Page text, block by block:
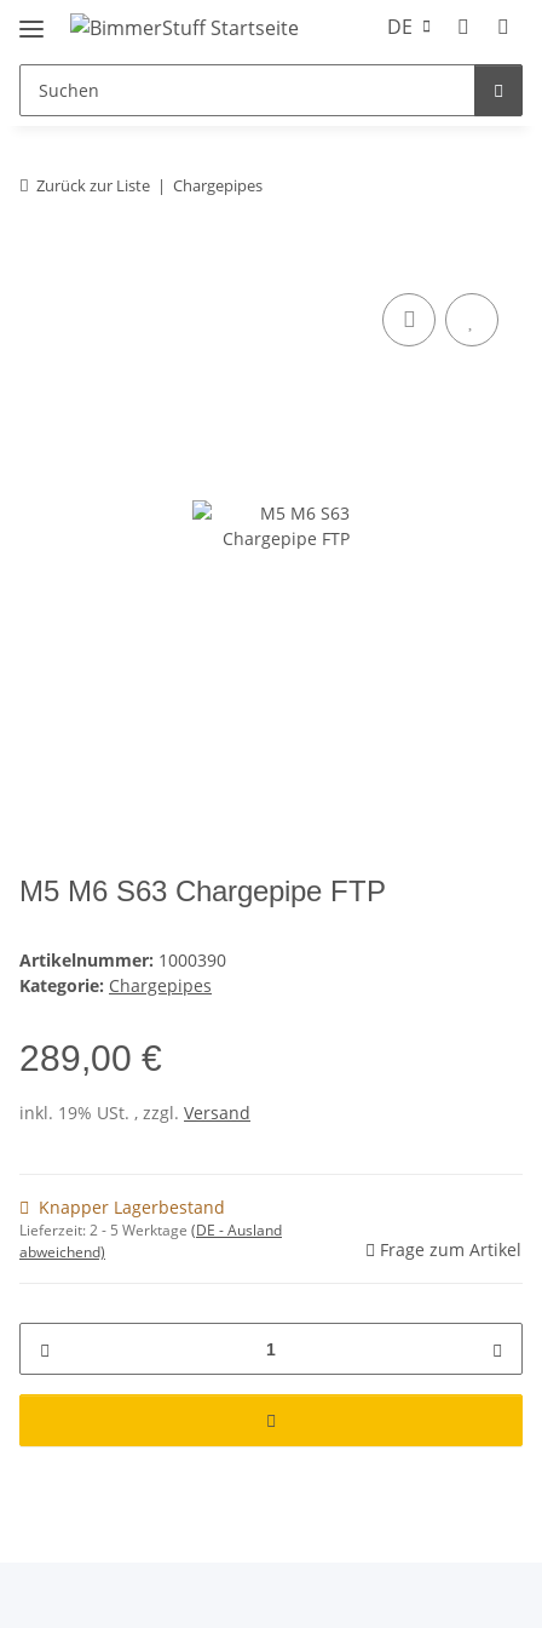
DE
Zurück zur Liste Chargepipes
M5 M6 S63 Chargepipe FTP
Artikelnummer: 1000390
Kategorie: Chargepipes
289,00 €
inkl. 19% USt. , zzgl. Versand
Knapper Lagerbestand
Lieferzeit:2 - 5 Werktage (DE - Ausland
abweichend)
Frage zum Artikel